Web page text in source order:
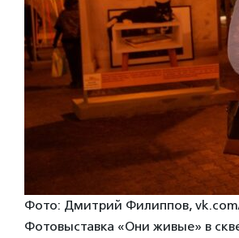
Фото: Дмитрий Филиппов,
Фотовыставка «Они живые» в